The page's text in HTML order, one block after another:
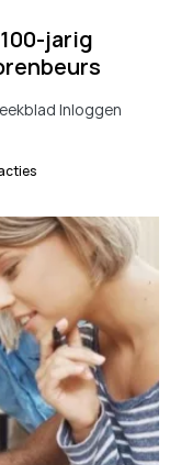
jarig
Inloggen